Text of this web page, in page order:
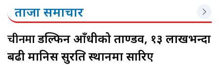
ताजा समाचार
चीनमाडल्फिन आँधीको ताण्डव, १३ लाखभन्दा
बढी मानिस सुरक्षित स्थानमा सारिए